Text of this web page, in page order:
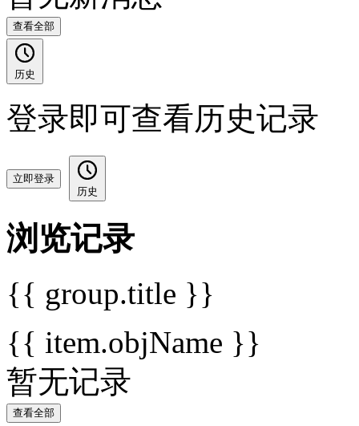
查看全部
历史
登录即可查看历史记录
立即登录
历史
浏览记录
{{ group.title }}
{{ item.objName }}
暂无记录
查看全部